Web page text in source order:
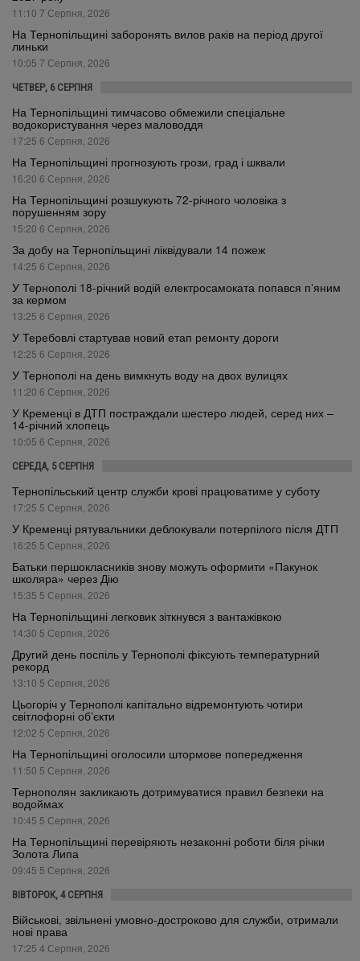
11:10 7 Серпня, 2026
На Тернопільщині заборонять вилов раків на період другої
линьки
10:05 7 Серпня, 2026
ЧЕТВЕР, 6 СЕРПНЯ
На Тернопільщині тимчасово обмежили спеціальне
водокористування через маловоддя
17:25 6 Серпня, 2026
На Тернопільщині прогнозують грози, град і шквали
16:20 6 Серпня, 2026
На Тернопільщині розшукують 72-річного чоловіка з
порушенням зору
15:20 6 Серпня, 2026
За добу на Тернопільщині ліквідували 14 пожеж
14:25 6 Серпня, 2026
У Тернополі 18-річний водій електросамоката попався п’яним
за кермом
13:25 6 Серпня, 2026
У Теребовлі стартував новий етап ремонту дороги
12:25 6 Серпня, 2026
У Тернополі на день вимкнуть воду на двох вулицях
11:20 6 Серпня, 2026
У Кременці в ДТП постраждали шестеро людей, серед них –
14-річний хлопець
10:05 6 Серпня, 2026
СЕРЕДА, 5 СЕРПНЯ
Тернопільський центр служби крові працюватиме у суботу
17:25 5 Серпня, 2026
У Кременці рятувальники деблокували потерпілого після ДТП
16:25 5 Серпня, 2026
Батьки першокласників знову можуть оформити «Пакунок
школяра» через Дію
15:35 5 Серпня, 2026
На Тернопільщині легковик зіткнувся з вантажівкою
14:30 5 Серпня, 2026
Другий день поспіль у Тернополі фіксують температурний
рекорд
13:10 5 Серпня, 2026
Цьогоріч у Тернополі капітально відремонтують чотири
світлофорні об’єкти
12:02 5 Серпня, 2026
На Тернопільщині оголосили штормове попередження
11:50 5 Серпня, 2026
Тернополян закликають дотримуватися правил безпеки на
водоймах
10:45 5 Серпня, 2026
На Тернопільщині перевіряють незаконні роботи біля річки
Золота Липа
09:45 5 Серпня, 2026
ВІВТОРОК, 4 СЕРПНЯ
Військові, звільнені умовно-достроково для служби, отримали
нові права
17:25 4 Серпня, 2026